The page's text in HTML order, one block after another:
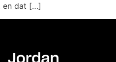
en dat […]